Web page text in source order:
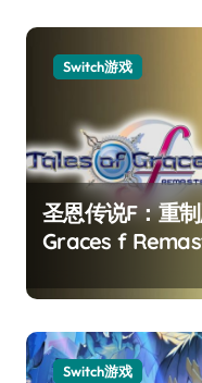
Switch游戏
圣恩传说F：重
Graces f
Switch游戏